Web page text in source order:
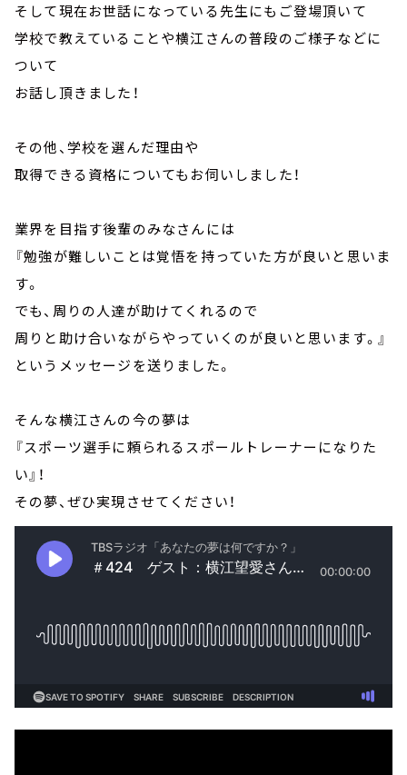
そして現在お世話になっている先生にもご登場頂いて
学校で教えていることや横江さんの普段のご様子などに
ついて
お話し頂きました！
その他、学校を選んだ理由や
取得できる資格についてもお伺いしました！
業界を目指す後輩のみなさんには
『勉強が難しいことは覚悟を持っていた方が良いと思いま
す。
でも、周りの人達が助けてくれるので
周りと助け合いながらやっていくのが良いと思います。』
というメッセージを送りました。
そんな横江さんの今の夢は
『スポーツ選手に頼られるスポールトレーナーになりた
い』！
その夢、ぜひ実現させてください！